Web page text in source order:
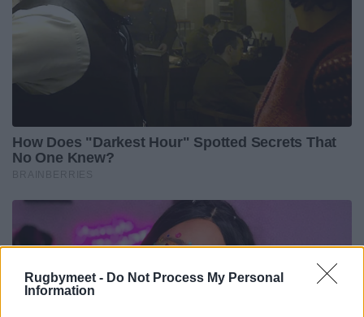
Rugbymeet - Do Not Process My Personal
Information